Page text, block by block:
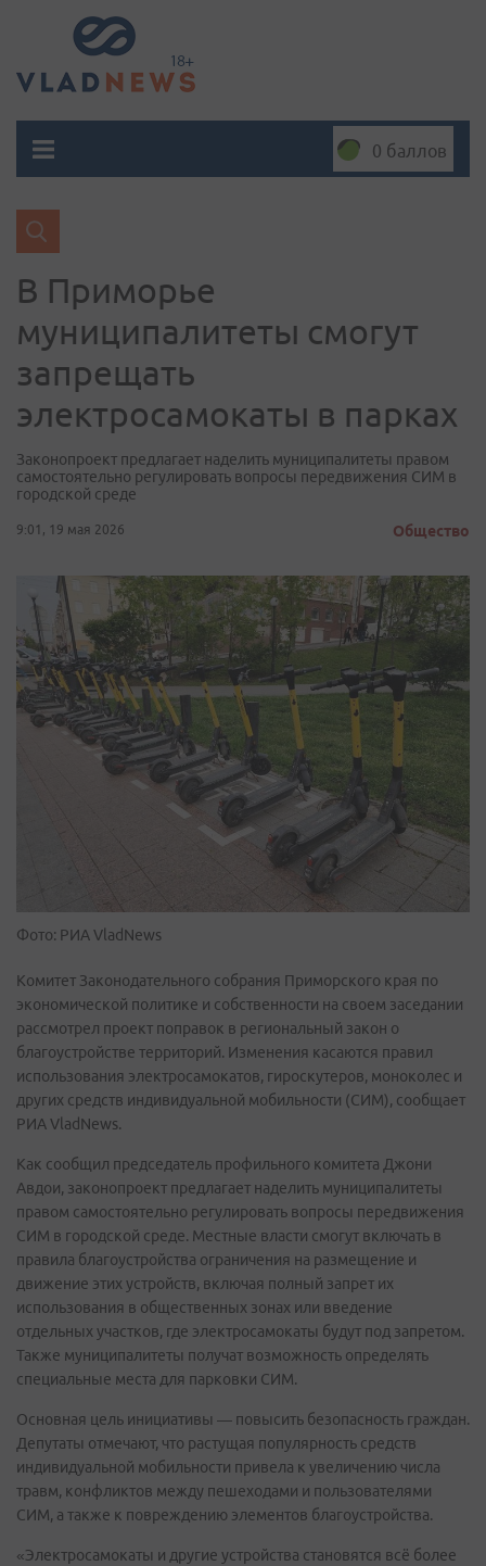
0 баллов
В Приморье
муниципалитеты смогут
запрещать
электросамокаты в парках
Законопроект предлагает наделить муниципалитеты правом
самостоятельно регулировать вопросы передвижения СИМ в
городской среде
9:01, 19 мая 2026 Общество
Фото: РИА VladNews
Комитет Законодательного собрания Приморского края по
экономической политике и собственности на своем заседании
рассмотрел проект поправок в региональный закон о
благоустройстве территорий. Изменения касаются правил
использования электросамокатов, гироскутеров, моноколес и
других средств индивидуальной мобильности (СИМ), сообщает
РИА VladNews.
Как сообщил председатель профильного комитета Джони
Авдои, законопроект предлагает наделить муниципалитеты
правом самостоятельно регулировать вопросы передвижения
СИМ в городской среде. Местные власти смогут включать в
правила благоустройства ограничения на размещение и
движение этих устройств, включая полный запрет их
использования в общественных зонах или введение
отдельных участков, где электросамокаты будут под запретом.
Также муниципалитеты получат возможность определять
специальные места для парковки СИМ.
Основная цель инициативы — повысить безопасность граждан.
Депутаты отмечают, что растущая популярность средств
индивидуальной мобильности привела к увеличению числа
травм, конфликтов между пешеходами и пользователями
СИМ, а также к повреждению элементов благоустройства.
«Электросамокаты и другие устройства становятся всё более